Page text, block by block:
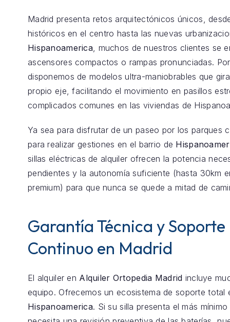
Madrid presenta retos arquitectónicos únicos,
históricos en el centro hasta las nuevas
Hispanoamerica , muchos de nuestros clientes se
ascensores compactos o rampas pronunciadas.
disponemos de modelos ultra-maniobrables que
propio eje, facilitando el movimiento en pasillos
complicados comunes en las viviendas de
Ya sea para disfrutar de un paseo por los parques
para realizar gestiones en el barrio de
sillas eléctricas de alquiler ofrecen la potencia
pendientes y la autonomía suficiente (hasta 30km
premium) para que nunca se quede a mitad de
Garantía Técnica y Soporte
Continuo en Madrid
El alquiler en Alquiler Ortopedia Madrid incluye
equipo. Ofrecemos un ecosistema de soporte total
Hispanoamerica. Si su silla presenta el más